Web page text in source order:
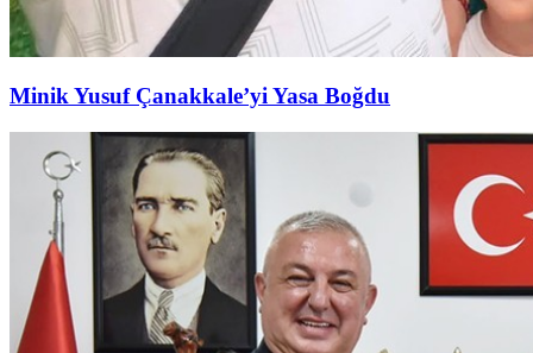
Minik Yusuf Çanakkale’yi Yasa Boğdu